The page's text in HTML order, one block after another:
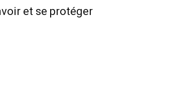
et se protéger